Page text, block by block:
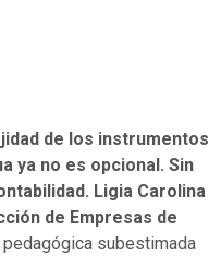
de los instrumentos
ya no es opcional. Sin
Ligia Carolina
de Empresas de
subestimada